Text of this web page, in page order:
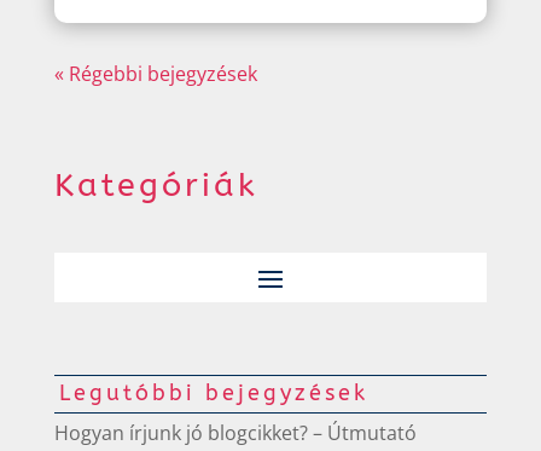
« Régebbi bejegyzések
Kategóriák
Legutóbbi bejegyzések
Hogyan írjunk jó blogcikket? – Útmutató